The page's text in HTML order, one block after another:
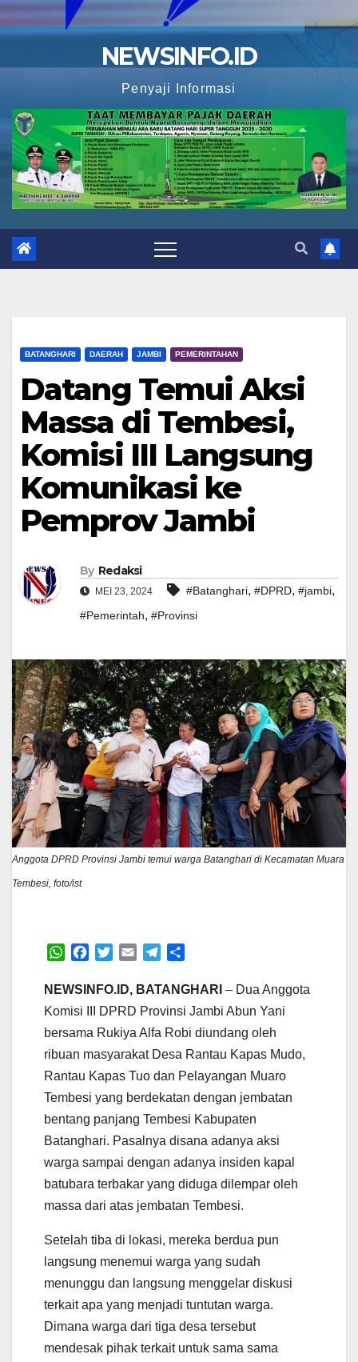
NEWSINFO.ID
Penyaji Informasi
BATANGHARI DAERAH JAMBI PEMERINTAHAN
Datang Temui Aksi
Massa di Tembesi,
Komisi III Langsung
Komunikasi ke
Pemprov Jambi
By Redaksi
MEI 23, 2024 #Batanghari, #DPRD, #jambi,
#Pemerintah, #Provinsi
Anggota DPRD Provinsi Jambi temui warga Batanghari di Kecamatan Muara
Tembesi, foto/ist
W
a
t
A
p
p
c
e
o
o
k
i
t
e
r
a
l
e
r
a
m
a
r
NEWSINFO.ID, BATANGHARI – Dua Anggota
Komisi III DPRD Provinsi Jambi Abun Yani
bersama Rukiya Alfa Robi diundang oleh
ribuan masyarakat Desa Rantau Kapas Mudo,
Rantau Kapas Tuo dan Pelayangan Muaro
Tembesi yang berdekatan dengan jembatan
bentang panjang Tembesi Kabupaten
Batanghari. Pasalnya disana adanya aksi
warga sampai dengan adanya insiden kapal
batubara terbakar yang diduga dilempar oleh
massa dari atas jembatan Tembesi.
Setelah tiba di lokasi, mereka berdua pun
langsung menemui warga yang sudah
menunggu dan langsung menggelar diskusi
terkait apa yang menjadi tuntutan warga.
Dimana warga dari tiga desa tersebut
mendesak pihak terkait untuk sama sama